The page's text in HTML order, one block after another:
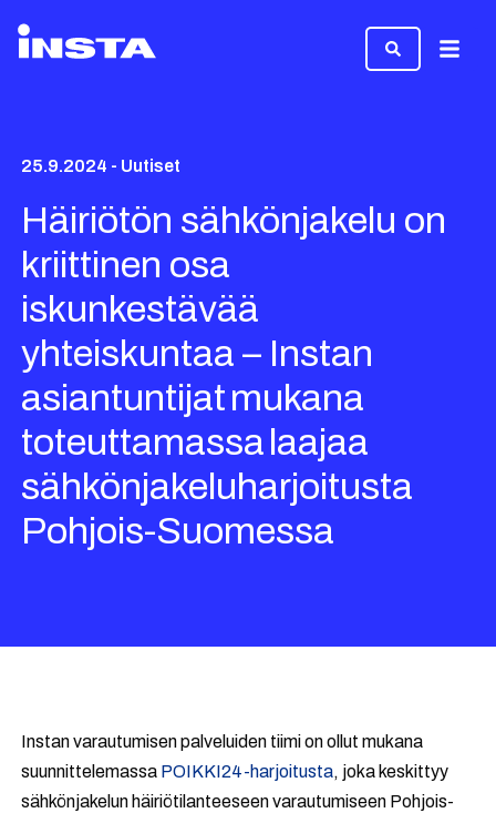
25.9.2024 - Uutiset
Häiriötön sähkönjakelu on
kriittinen osa
iskunkestävää
yhteiskuntaa – Instan
asiantuntijat mukana
toteuttamassa laajaa
sähkönjakeluharjoitusta
Pohjois-Suomessa
Instan varautumisen palveluiden tiimi on ollut mukana
suunnittelemassa POIKKI24-harjoitusta, joka keskittyy
sähkönjakelun häiriötilanteeseen varautumiseen Pohjois-